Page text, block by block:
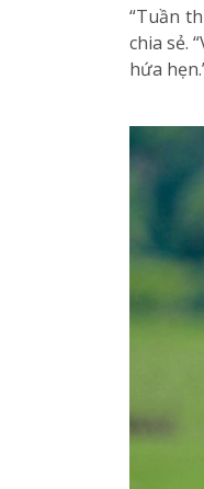
“Tuần
chia sẻ.
hứa